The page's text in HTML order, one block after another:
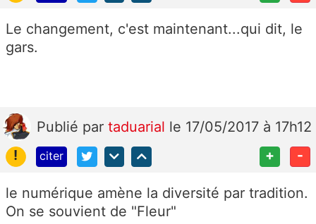
Le changement, c'est maintenant...qui dit, le
gars.
Publié par taduarial le 17/05/2017 à 17h12
!
citer + -
le numérique amène la diversité par tradition.
On se souvient de "Fleur"